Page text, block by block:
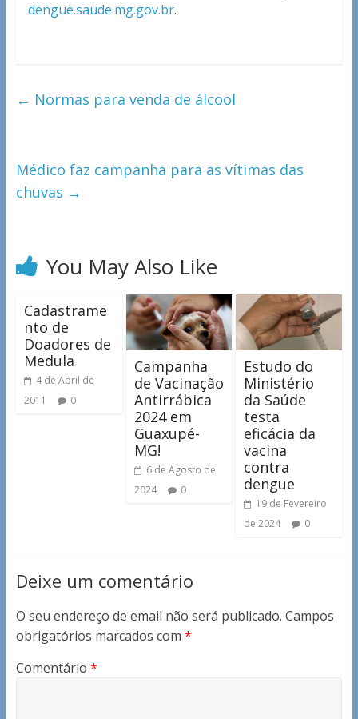
dengue.saude.mg.gov.br.
← Normas para venda de álcool
Médico faz campanha para as vítimas das
chuvas →
You May Also Like
Cadastrame
nto de
Doadores de
Medula
4 de Abril de
2011
0
Campanha
de Vacinação
Antirrábica
2024 em
Guaxupé-
MG!
6 de Agosto de
2024
0
Estudo do
Ministério
da Saúde
testa
eficácia da
vacina
contra
dengue
19 de Fevereiro
de 2024
0
Deixe um comentário
O seu endereço de email não será publicado. Campos
obrigatórios marcados com *
Comentário *